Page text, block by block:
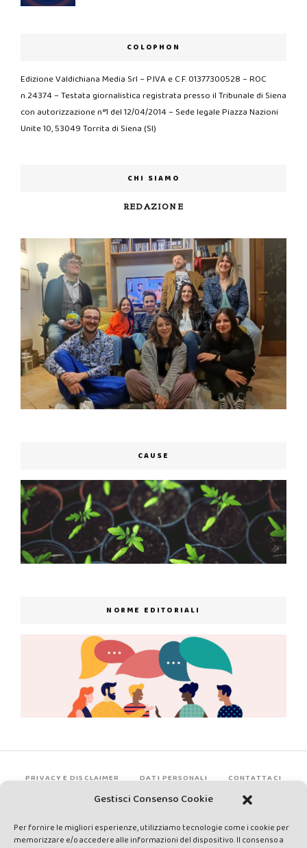
Gestisci Consenso Cookie
Per fornire le migliori esperienze, utilizziamo tecnologie come i cookie per
memorizzare e/o accedere alle informazioni del dispositivo. Il consenso a
COLOPHON
Edizione Valdichiana Media Srl – P.IVA e C.F. 01377300528 – ROC
n.24374 – Testata giornalistica registrata presso il Tribunale di Siena
con autorizzazione n°1 del 12/04/2014 – Sede legale Piazza Nazioni
Unite 10, 53049 Torrita di Siena (SI)
CHI SIAMO
REDAZIONE
CAUSE
NORME EDITORIALI
PRIVACY E DISCLAIMER DATI PERSONALI CONTATTACI